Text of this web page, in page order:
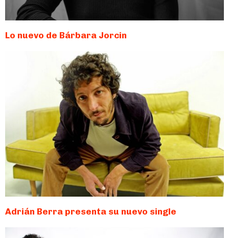
Lo nuevo de Bárbara Jorcin
Adrián Berra presenta su nuevo single